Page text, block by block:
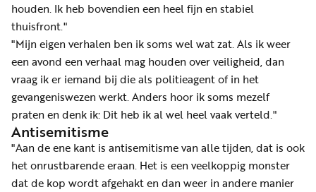
houden. Ik heb bovendien een heel fijn en stabiel
thuisfront."
"Mijn eigen verhalen ben ik soms wel wat zat. Als ik weer
een avond een verhaal mag houden over veiligheid, dan
vraag ik er iemand bij die als politieagent of in het
gevangeniswezen werkt. Anders hoor ik soms mezelf
praten en denk ik: Dit heb ik al wel heel vaak verteld."
Antisemitisme
"Aan de ene kant is antisemitisme van alle tijden, dat is ook
het onrustbarende eraan. Het is een veelkoppig monster
dat de kop wordt afgehakt en dan weer in andere manier